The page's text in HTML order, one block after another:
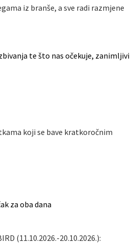
iz branše, a sve radi razmjene
te što nas očekuje, zanimljivi
koji se bave kratkoročnim
za oba dana
(11.10.2026.-20.10.2026.):